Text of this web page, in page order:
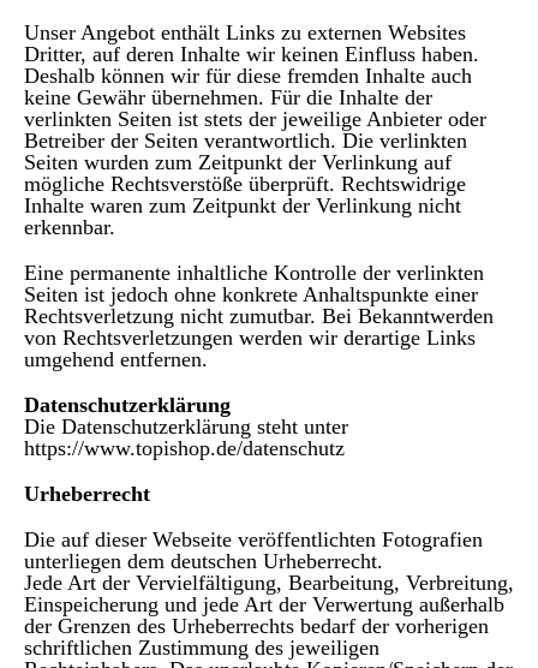
Unser Angebot enthält Links zu externen Websites
Dritter, auf deren Inhalte wir keinen Einfluss haben.
Deshalb können wir für diese fremden Inhalte auch
keine Gewähr übernehmen. Für die Inhalte der
verlinkten Seiten ist stets der jeweilige Anbieter oder
Betreiber der Seiten verantwortlich. Die verlinkten
Seiten wurden zum Zeitpunkt der Verlinkung auf
mögliche Rechtsverstöße überprüft. Rechtswidrige
Inhalte waren zum Zeitpunkt der Verlinkung nicht
erkennbar.
Eine permanente inhaltliche Kontrolle der verlinkten
Seiten ist jedoch ohne konkrete Anhaltspunkte einer
Rechtsverletzung nicht zumutbar. Bei Bekanntwerden
von Rechtsverletzungen werden wir derartige Links
umgehend entfernen.
Datenschutzerklärung
Die Datenschutzerklärung steht unter
https://www.topishop.de/datenschutz
Urheberrecht
Die auf dieser Webseite veröffentlichten Fotografien
unterliegen dem deutschen Urheberrecht.
Jede Art der Vervielfältigung, Bearbeitung, Verbreitung,
Einspeicherung und jede Art der Verwertung außerhalb
der Grenzen des Urheberrechts bedarf der vorherigen
schriftlichen Zustimmung des jeweiligen